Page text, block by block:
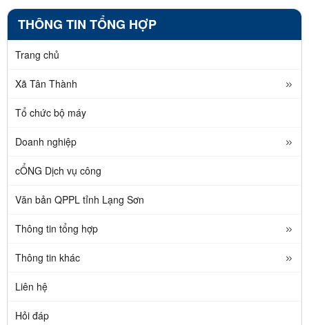
THÔNG TIN TỔNG HỢP
Trang chủ
Xã Tân Thành
Tổ chức bộ máy
Doanh nghiệp
cỔNG Dịch vụ công
Văn bản QPPL tỉnh Lạng Sơn
Thông tin tổng hợp
Thông tin khác
Liên hệ
Hỏi đáp